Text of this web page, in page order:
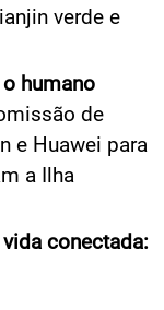
verde e
humano
de
e Huawei para
a Ilha
conectada: